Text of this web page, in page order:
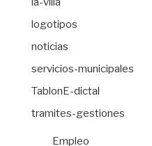
logotipos
noticias
servicios-municipales
TablonE-dictal
tramites-gestiones
Empleo